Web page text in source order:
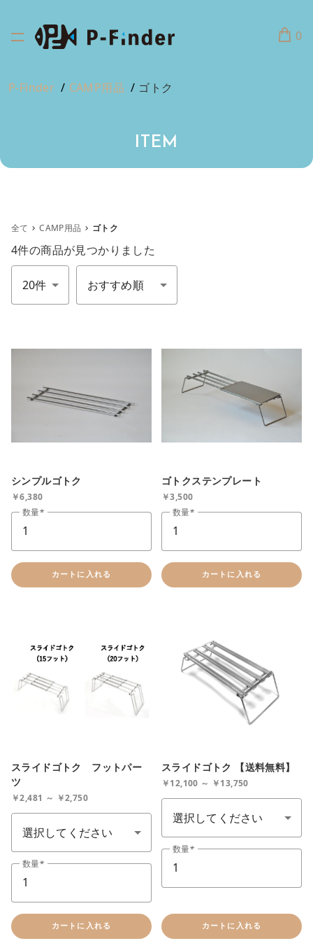
0
P-Finder CAMP用品 ゴトク
ITEM
全て CAMP用品 ゴトク
4件の商品が見つかりました
件数 並び順
シンプルゴトク
￥6,380
数量
カートに入れる
ゴトクステンプレート
￥3,500
数量
カートに入れる
スライドゴトク フットパー
ツ
￥2,481 ～ ￥2,750
規格
数量
カートに入れる
スライドゴトク 【送料無料】
￥12,100 ～ ￥13,750
規格
数量
カートに入れる
カートに追加しました。